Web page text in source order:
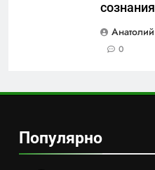
0
Популярно
САНКТ-